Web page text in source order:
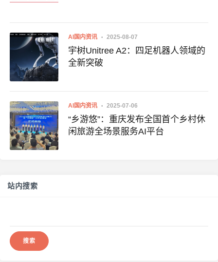
AI国内资讯 2025-08-07
宇树Unitree A2：四足机器人领域的
全新突破
AI国内资讯 2025-07-06
“乡游悠”：重庆发布全国首个乡村休
闲旅游全场景服务AI平台
站内搜索